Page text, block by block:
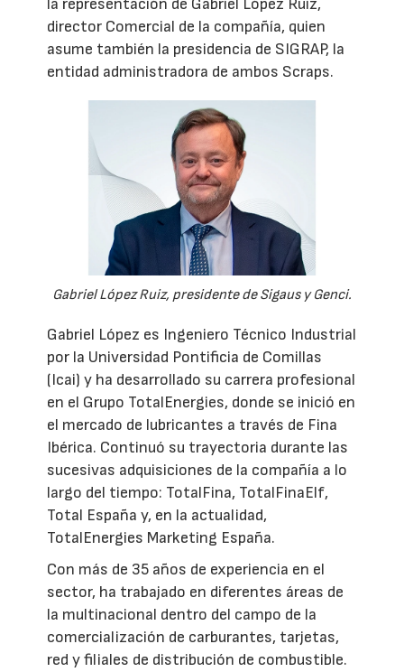
la representación de Gabriel López Ruiz,
director Comercial de la compañía, quien
asume también la presidencia de SIGRAP, la
entidad administradora de ambos Scraps.
Gabriel López Ruiz, presidente de Sigaus y Genci.
Gabriel López es Ingeniero Técnico Industrial
por la Universidad Pontificia de Comillas
(Icai) y ha desarrollado su carrera profesional
en el Grupo TotalEnergies, donde se inició en
el mercado de lubricantes a través de Fina
Ibérica. Continuó su trayectoria durante las
sucesivas adquisiciones de la compañía a lo
largo del tiempo: TotalFina, TotalFinaElf,
Total España y, en la actualidad,
TotalEnergies Marketing España.
Con más de 35 años de experiencia en el
sector, ha trabajado en diferentes áreas de
la multinacional dentro del campo de la
comercialización de carburantes, tarjetas,
red y filiales de distribución de combustible.